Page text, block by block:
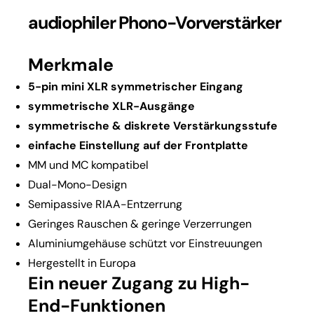
audiophiler Phono-Vorverstärker
Merkmale
5-pin mini XLR symmetrischer Eingang
symmetrische XLR-Ausgänge
symmetrische & diskrete Verstärkungsstufe
einfache Einstellung auf der Frontplatte
MM und MC kompatibel
Dual-Mono-Design
Semipassive RIAA-Entzerrung
Geringes Rauschen & geringe Verzerrungen
Aluminiumgehäuse schützt vor Einstreuungen
Hergestellt in Europa
Ein neuer Zugang zu High-
End-Funktionen